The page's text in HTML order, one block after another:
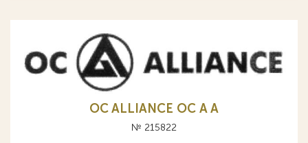
OC ALLIANCE ОС A А
№ 215822